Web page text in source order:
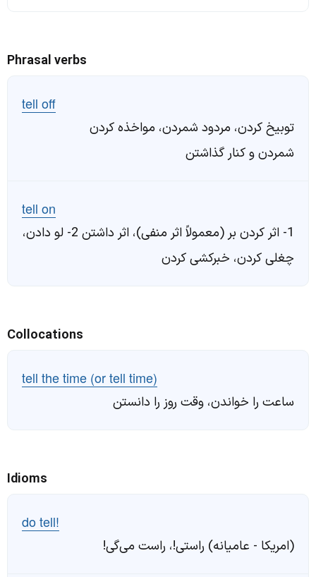
Phrasal verbs
tell off
توبیخ کردن، مردود شمردن، مواخذه کردن
شمردن و کنار گذاشتن
tell on
1- اثر کردن بر (معمولاً اثر منفی)، اثر داشتن 2- لو دادن،
چغلی کردن، خبر‌کشی کردن
Collocations
tell the time (or tell time)
ساعت را خواندن، وقت روز را دانستن
Idioms
do tell!
(امریکا - عامیانه) راستی!، راست می‌گی!